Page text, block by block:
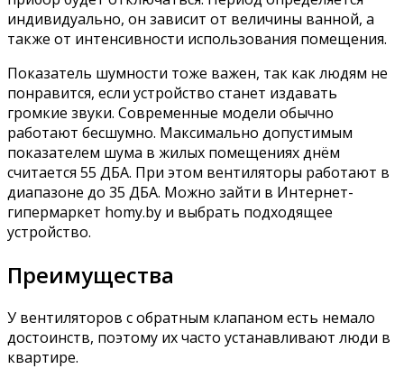
индивидуально, он зависит от величины ванной, а
также от интенсивности использования помещения.
Показатель шумности тоже важен, так как людям не
понравится, если устройство станет издавать
громкие звуки. Современные модели обычно
работают бесшумно. Максимально допустимым
показателем шума в жилых помещениях днём
считается 55 ДБА. При этом вентиляторы работают в
диапазоне до 35 ДБА. Можно зайти в Интернет-
гипермаркет homy.by и выбрать подходящее
устройство.
Преимущества
У вентиляторов с обратным клапаном есть немало
достоинств, поэтому их часто устанавливают люди в
квартире.